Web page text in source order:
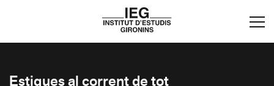
Estigues al corrent de tot